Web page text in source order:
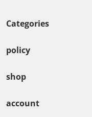
Categories
policy
shop
account